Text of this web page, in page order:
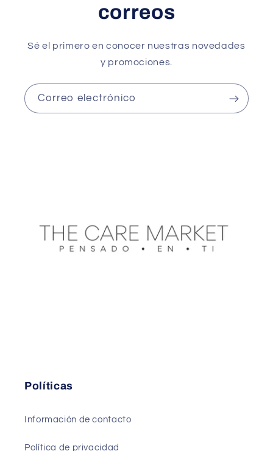
correos
Sé el primero en conocer nuestras novedades
y promociones.
Correo electrónico
Políticas
Información de contacto
Política de privacidad